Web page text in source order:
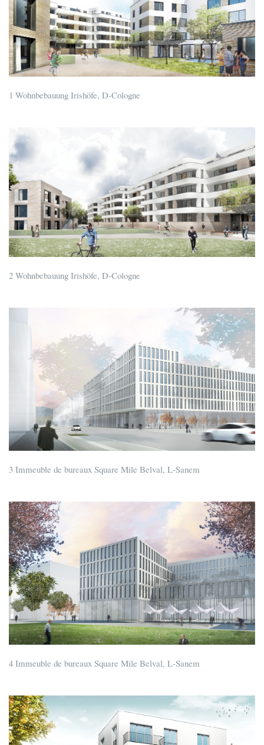
1 Wohnbebauung Irishöfe, D-Cologne
2 Wohnbebauung Irishöfe, D-Cologne
3 Immeuble de bureaux Square Mile Belval, L-Sanem
4 Immeuble de bureaux Square Mile Belval, L-Sanem